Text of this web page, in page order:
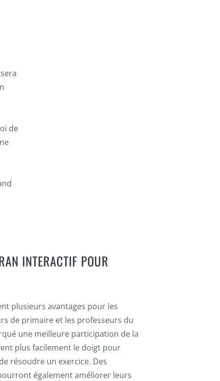
de
INTERACTIF POUR
plusieurs avantages pour les
de primaire et les professeurs du
une meilleure participation de la
plus facilement le doigt pour
résoudre un exercice. Des
également améliorer leurs